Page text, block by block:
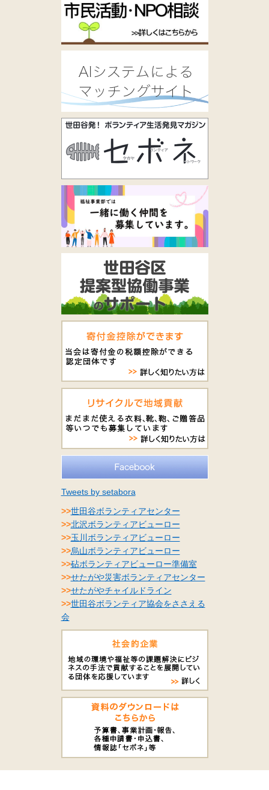
Tweets by setabora
>>世田谷ボランティアセンター
>>北沢ボランティアビューロー
>>玉川ボランティアビューロー
>>烏山ボランティアビューロー
>>砧ボランティアビューロー準備室
>>せたがや災害ボランティアセンター
>>せたがやチャイルドライン
>>世田谷ボランティア協会をささえる
会